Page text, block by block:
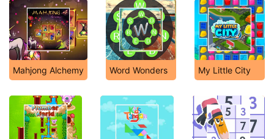
Mahjong Alchemy Word Wonders My Little City